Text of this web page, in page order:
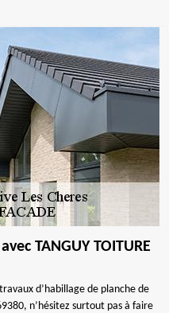
TANGUY TOITURE
d’habillage de planche de
n’hésitez surtout pas à faire